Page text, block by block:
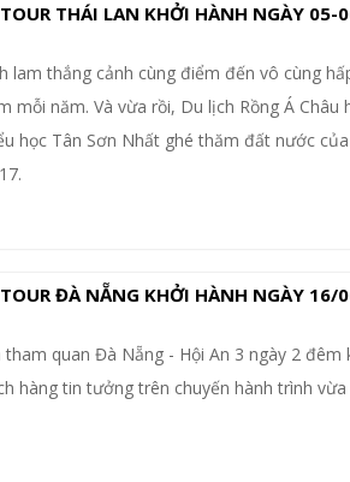
THÁI LAN KHỞI HÀNH NGÀY 05-
lam thắng cảnh cùng điểm đến vô cùng
mỗi năm. Và vừa rồi, Du lịch Rồng Á
học Tân Sơn Nhất ghé thăm đất nước
ĐÀ NẴNG KHỞI HÀNH NGÀY 16/
tham quan Đà Nẵng - Hội An 3 ngày 2
hàng tin tưởng trên chuyến hành trình